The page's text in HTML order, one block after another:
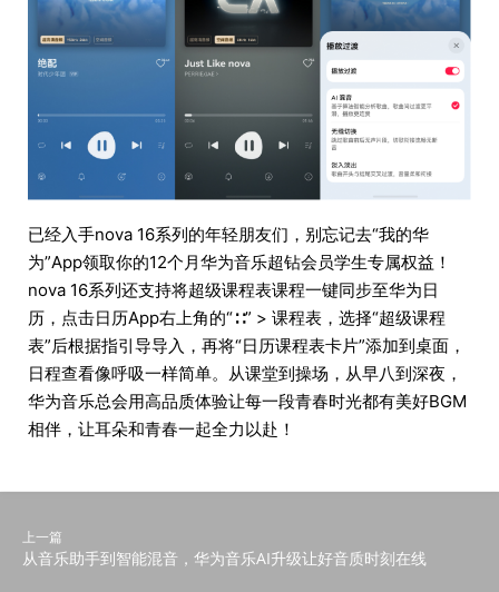
已经入手nova 16系列的年轻朋友们，别忘记去“我的华
为”App领取你的12个月华为音乐超钻会员学生专属权益！
nova 16系列还支持将超级课程表课程一键同步至华为日
历，点击日历App右上角的“∷” > 课程表，选择“超级课程
表”后根据指引导导入，再将“日历课程表卡片”添加到桌面，
日程查看像呼吸一样简单。从课堂到操场，从早八到深夜，
华为音乐总会用高品质体验让每一段青春时光都有美好BGM
相伴，让耳朵和青春一起全力以赴！
上一篇
从音乐助手到智能混音，华为音乐AI升级让好音质时刻在线